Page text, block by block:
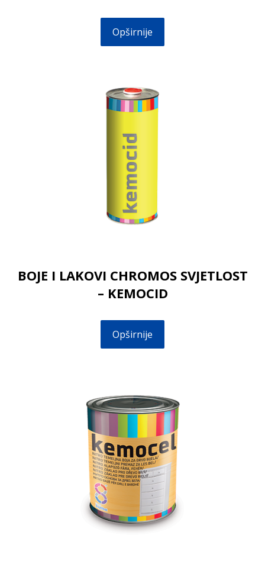
Opširnije
BOJE I LAKOVI CHROMOS SVJETLOST
– KEMOCID
Opširnije